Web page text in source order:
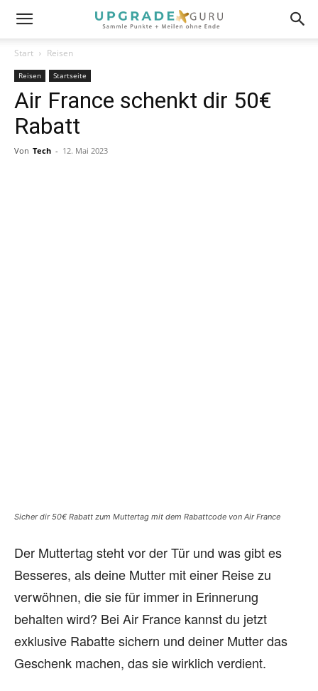
Start Reisen
Reisen Startseite
Air France schenkt dir 50€
Rabatt
Von Tech - 12. Mai 2023
Sicher dir 50€ Rabatt zum Muttertag mit dem Rabattcode von Air France
Der Muttertag steht vor der Tür und was gibt es
Besseres, als deine Mutter mit einer Reise zu
verwöhnen, die sie für immer in Erinnerung
behalten wird? Bei Air France kannst du jetzt
exklusive Rabatte sichern und deiner Mutter das
Geschenk machen, das sie wirklich verdient.